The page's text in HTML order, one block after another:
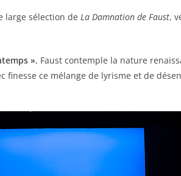
large sélection de La Damnation de Faust,
», Faust contemple la nature
finesse ce mélange de lyrisme et de